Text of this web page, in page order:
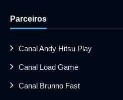
Parceiros
Canal Andy Hitsu Play
Canal Load Game
Canal Brunno Fast